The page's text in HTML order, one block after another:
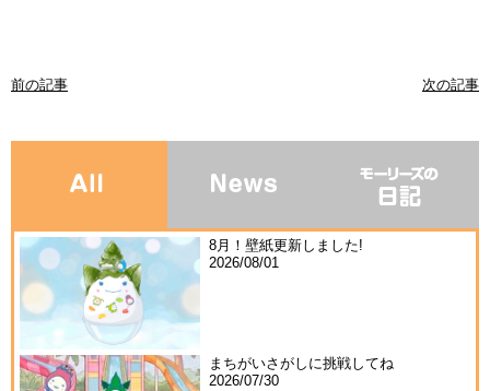
前の記事 次の記事
8月！壁紙更新しました!
2026/08/01
まちがいさがしに挑戦してね
2026/07/30